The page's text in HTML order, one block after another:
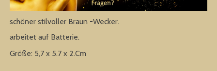
schöner stilvoller Braun -Wecker.
arbeitet auf Batterie.
Größe: 5,7 x 5.7 x 2.Cm